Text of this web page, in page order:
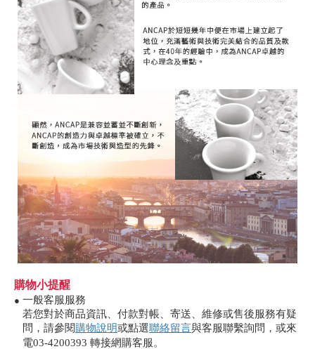
購物小提醒
● 一般客服服務
若您對於商品資訊、付款對帳、寄送、維修或售後服務有疑
問，請參閱購物說明或點選聯絡留言與客服聯繫詢問，或來
電03-4200393 轉接網購客服。